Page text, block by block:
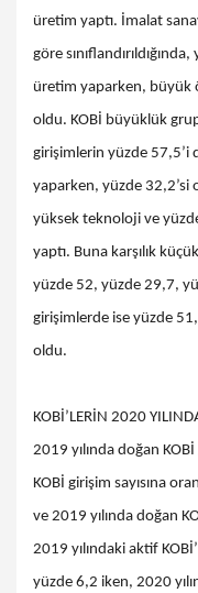
üretim yaptı. İmalat
göre
üretim yaparken, büyük
oldu. KOBİ büyüklük
girişimlerin yüzde 57,5’i
yaparken, yüzde
yüksek teknoloji ve
yaptı. Buna karşılık
yüzde 52, yüzde 29,7,
girişimlerde ise yüzde
oldu.
KOBİ’LERİN 2020
2019 yılında doğan
KOBİ girişim sayısına
ve 2019 yılında doğan
2019 yılındaki aktif
yüzde 6,2 iken, 2020